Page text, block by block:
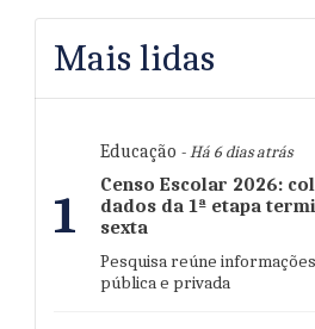
Mais lidas
1
Educação - Há 6 dias atrás
Censo Escolar 2026:
dados da 1ª etapa
sexta
Pesquisa reúne
pública e privada